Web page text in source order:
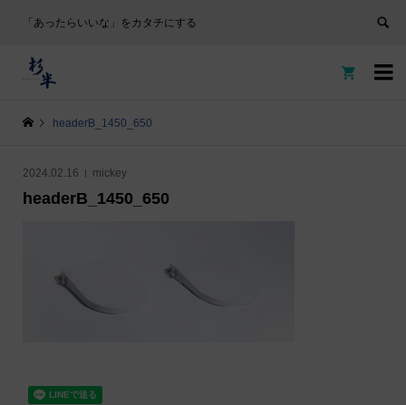
「あったらいいな」をカタチにする


headerB_1450_650
2024.02.16 mickey
headerB_1450_650